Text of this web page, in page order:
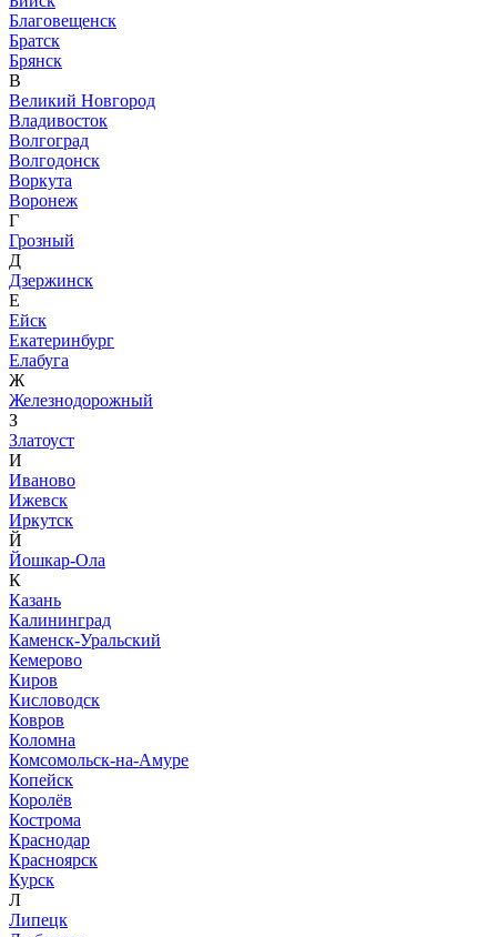
Благовещенск
Братск
Брянск
В
Великий Новгород
Владивосток
Волгоград
Волгодонск
Воркута
Воронеж
Г
Грозный
Д
Дзержинск
Е
Ейск
Екатеринбург
Елабуга
Ж
Железнодорожный
З
Златоуст
И
Иваново
Ижевск
Иркутск
Й
Йошкар-Ола
К
Казань
Калининград
Каменск-Уральский
Кемерово
Киров
Кисловодск
Ковров
Коломна
Комсомольск-на-Амуре
Копейск
Королёв
Кострома
Краснодар
Красноярск
Курск
Л
Липецк